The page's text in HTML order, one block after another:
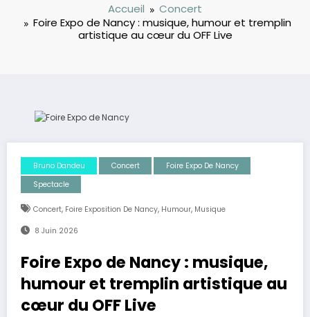
Accueil
Concert
Foire Expo de Nancy : musique, humour et tremplin
artistique au cœur du OFF Live
Bruno Dandeu Concert
Foire Expo De Nancy
Spectacle
Concert, Foire Exposition De Nancy, Humour, Musique
8 Juin 2026
Foire Expo de Nancy : musique,
humour et tremplin artistique au
cœur du OFF Live